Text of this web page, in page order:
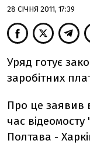
28 СІЧНЯ 2011, 17:39
Уряд готує
заробітних
Про це заявив
час
Полтава -